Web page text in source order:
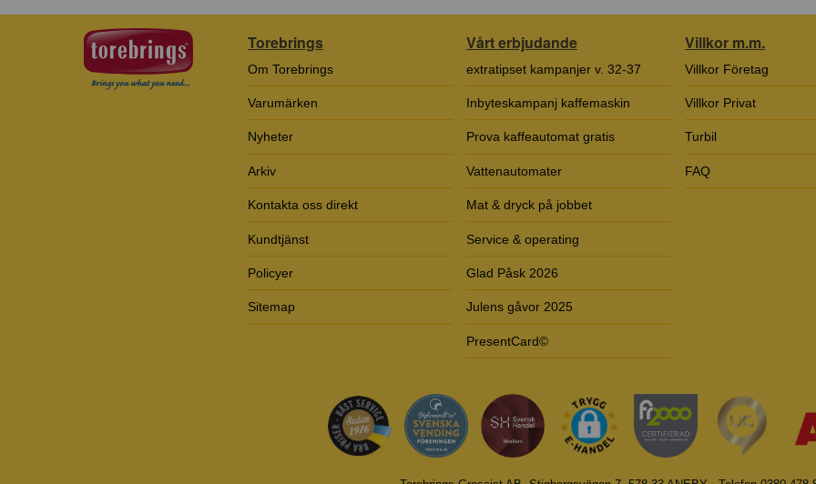
Torebrings
Om Torebrings
Varumärken
Nyheter
Arkiv
Kontakta oss direkt
Kundtjänst
Policyer
Sitemap
Vårt erbjudande
extratipset kampanjer v. 32-37
Inbyteskampanj kaffemaskin
Prova kaffeautomat gratis
Vattenautomater
Mat & dryck på jobbet
Service & operating
Glad Påsk 2026
Julens gåvor 2025
PresentCard©
Villkor m.m.
Villkor Företag
Villkor Privat
Turbil
FAQ